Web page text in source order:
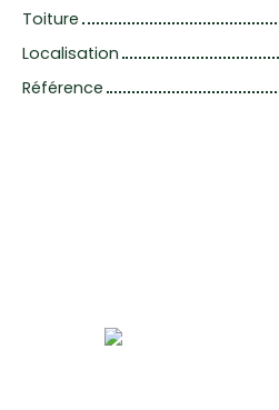
Toiture
Localisation
Référence